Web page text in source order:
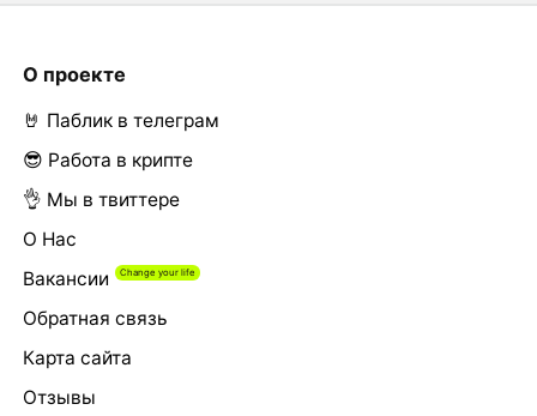
О проекте
🤘 Паблик в телеграм
😎 Работа в крипте
👌 Мы в твиттере
О Нас
Вакансии
Обратная связь
Карта сайта
Отзывы